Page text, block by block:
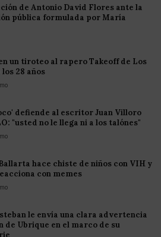
de Antonio David Flores ante la
pública formulada por María
un tiroteo al rapero Takeoff de Los
los 28 años
defiende al escritor Juan Villoro
"usted no le llega ni a los talónes"
hace chiste de niños con VIH y
con memes
le envía una clara advertencia
de Ubrique en el marco de su